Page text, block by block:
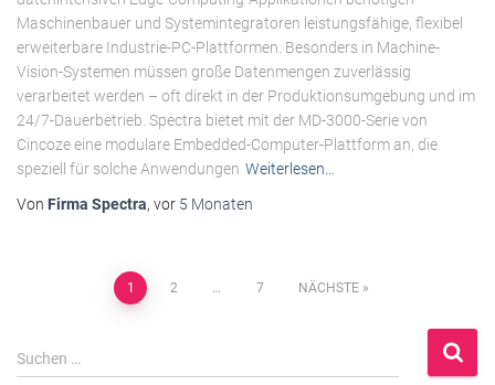
Maschinenbauer und Systemintegratoren leistungsfähige, flexibel
erweiterbare Industrie-PC-Plattformen. Besonders in Machine-
Vision-Systemen müssen große Datenmengen zuverlässig
verarbeitet werden – oft direkt in der Produktionsumgebung und im
24/7-Dauerbetrieb. Spectra bietet mit der MD-3000-Serie von
Cincoze eine modulare Embedded-Computer-Plattform an, die
speziell für solche Anwendungen Weiterlesen…
Von Firma Spectra, vor 5 Monaten
Beitragsnavigation
1 2 … 7 NÄCHSTE
S
u
Suchen …